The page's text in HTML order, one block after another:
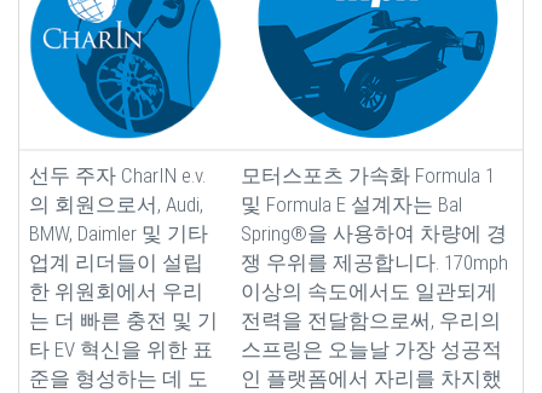
선두 주자 CharIN e.v.
의 회원으로서, Audi,
BMW, Daimler 및 기타
업계 리더들이 설립
한 위원회에서 우리
는 더 빠른 충전 및 기
타 EV 혁신을 위한 표
준을 형성하는 데 도
모터스포츠 가속화 Formula 1
및 Formula E 설계자는 Bal
Spring®을 사용하여 차량에 경
쟁 우위를 제공합니다. 170mph
이상의 속도에서도 일관되게
전력을 전달함으로써, 우리의
스프링은 오늘날 가장 성공적
인 플랫폼에서 자리를 차지했